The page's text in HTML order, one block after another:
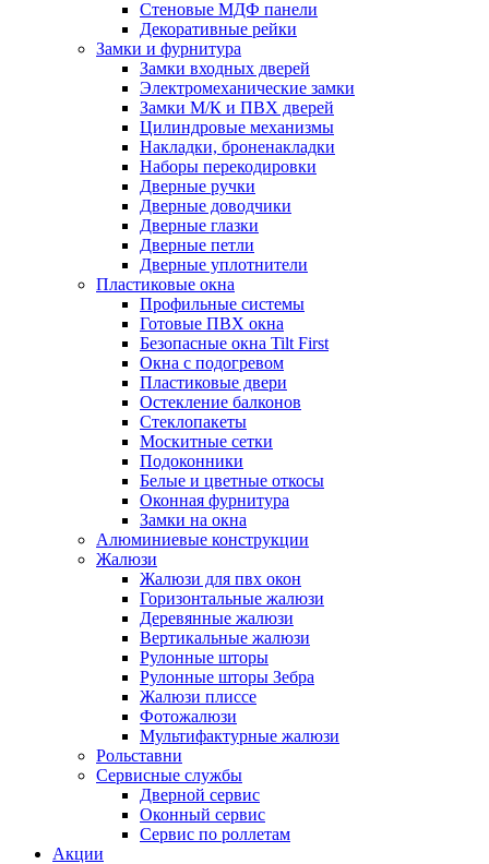
Стеновые МДФ панели
Декоративные рейки
Замки и фурнитура
Замки входных дверей
Электромеханические замки
Замки М/К и ПВХ дверей
Цилиндровые механизмы
Накладки, броненакладки
Наборы перекодировки
Дверные ручки
Дверные доводчики
Дверные глазки
Дверные петли
Дверные уплотнители
Пластиковые окна
Профильные системы
Готовые ПВХ окна
Безопасные окна Tilt First
Окна с подогревом
Пластиковые двери
Остекление балконов
Стеклопакеты
Москитные сетки
Подоконники
Белые и цветные откосы
Оконная фурнитура
Замки на окна
Алюминиевые конструкции
Жалюзи
Жалюзи для пвх окон
Горизонтальные жалюзи
Деревянные жалюзи
Вертикальные жалюзи
Рулонные шторы
Рулонные шторы Зебра
Жалюзи плиссе
Фотожалюзи
Мультифактурные жалюзи
Рольставни
Сервисные службы
Дверной сервис
Оконный сервис
Сервис по роллетам
Акции